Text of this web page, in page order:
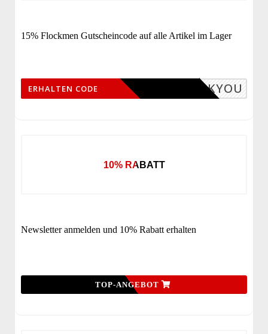
15% Flockmen Gutscheincode auf alle Artikel im Lager
THANKYOU
ERHALTEN CODE
10% RABATT
Newsletter anmelden und 10% Rabatt erhalten
TOP-ANGEBOT